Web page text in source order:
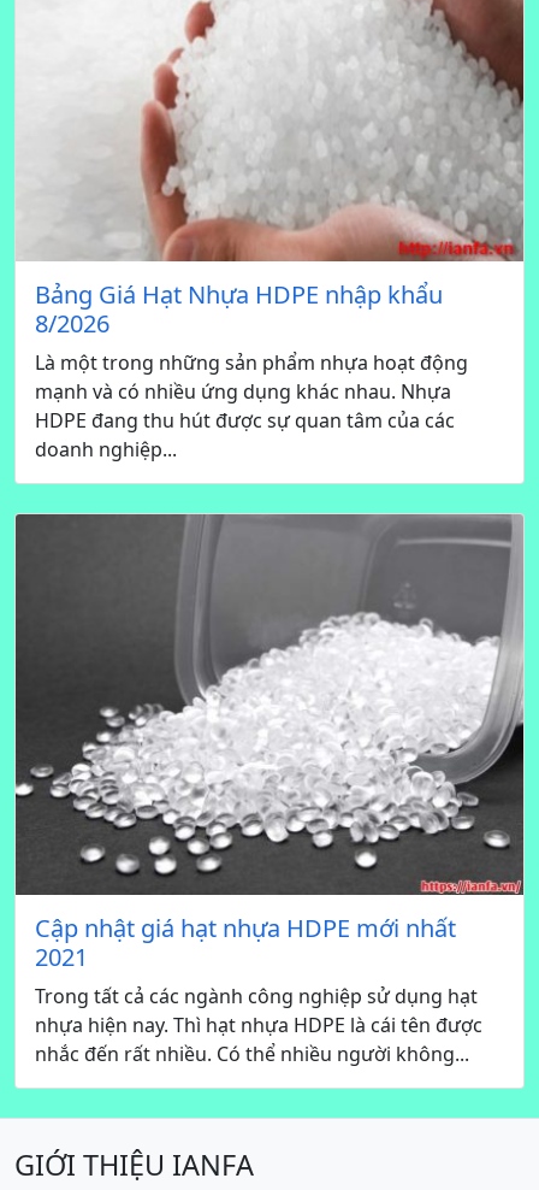
Bảng Giá Hạt Nhựa HDPE nhập khẩu
8/2026
Là một trong những sản phẩm nhựa hoạt động
mạnh và có nhiều ứng dụng khác nhau. Nhựa
HDPE đang thu hút được sự quan tâm của các
doanh nghiệp...
Cập nhật giá hạt nhựa HDPE mới nhất
2021
Trong tất cả các ngành công nghiệp sử dụng hạt
nhựa hiện nay. Thì hạt nhựa HDPE là cái tên được
nhắc đến rất nhiều. Có thể nhiều người không...
GIỚI THIỆU IANFA